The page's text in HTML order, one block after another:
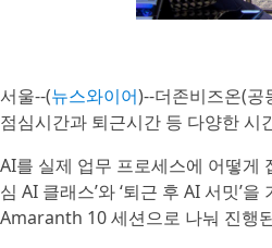
서울--(뉴스와이어)--더존비즈온(공
점심시간과 퇴근시간 등 다양한 시
AI를 실제 업무 프로세스에 어떻게
심 AI 클래스’와 ‘퇴근 후 AI 서밋’
Amaranth 10 세션으로 나눠 진행